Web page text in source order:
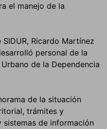
el manejo de la
Ricardo Martínez
personal de la
de la Dependencia
de la situación
trámites y
sistemas de información